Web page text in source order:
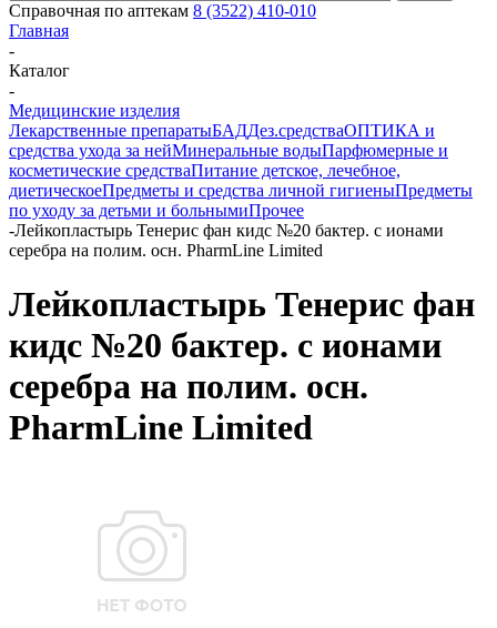
Справочная по аптекам 8 (3522) 410-010
Главная
-
Каталог
-
Медицинские изделия
Лекарственные препаратыБАДДез.средстваОПТИКА и
средства ухода за нейМинеральные водыПарфюмерные и
косметические средстваПитание детское, лечебное,
диетическоеПредметы и средства личной гигиеныПредметы
по уходу за детьми и больнымиПрочее
-Лейкопластырь Тенерис фан кидс №20 бактер. с ионами
серебра на полим. осн. PharmLine Limited
Лейкопластырь Тенерис фан
кидс №20 бактер. с ионами
серебра на полим. осн.
PharmLine Limited